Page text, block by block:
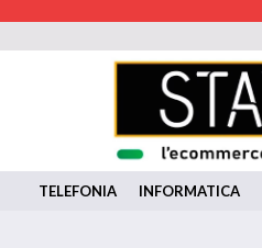
TELEFONIA INFORMATICA